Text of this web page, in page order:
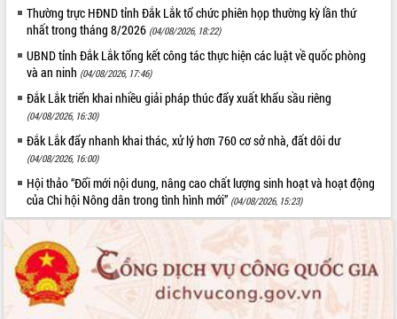
Thường trực HĐND tỉnh Đắk Lắk tổ chức phiên họp thường kỳ lần thứ
nhất trong tháng 8/2026 (04/08/2026, 18:22)
UBND tỉnh Đắk Lắk tổng kết công tác thực hiện các luật về quốc phòng
và an ninh (04/08/2026, 17:46)
Đắk Lắk triển khai nhiều giải pháp thúc đẩy xuất khẩu sầu riêng
(04/08/2026, 16:30)
Đắk Lắk đẩy nhanh khai thác, xử lý hơn 760 cơ sở nhà, đất dôi dư
(04/08/2026, 16:00)
Hội thảo “Đổi mới nội dung, nâng cao chất lượng sinh hoạt và hoạt động
của Chi hội Nông dân trong tình hình mới” (04/08/2026, 15:23)